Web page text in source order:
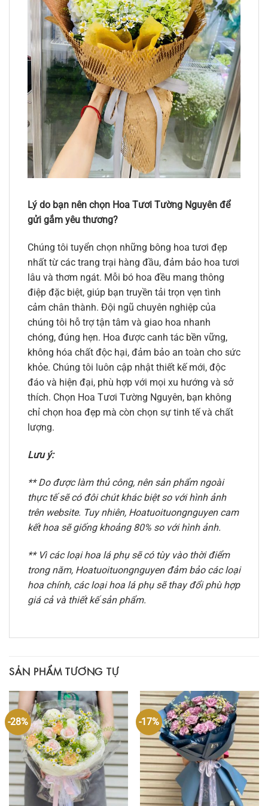
Lý do bạn nên chọn Hoa Tươi Tường Nguyên để
gửi gắm yêu thương?
Chúng tôi tuyển chọn những bông hoa tươi đẹp
nhất từ các trang trại hàng đầu, đảm bảo hoa tươi
lâu và thơm ngát. Mỗi bó hoa đều mang thông
điệp đặc biệt, giúp bạn truyền tải trọn vẹn tình
cảm chân thành. Đội ngũ chuyên nghiệp của
chúng tôi hỗ trợ tận tâm và giao hoa nhanh
chóng, đúng hẹn. Hoa được canh tác bền vững,
không hóa chất độc hại, đảm bảo an toàn cho sức
khỏe. Chúng tôi luôn cập nhật thiết kế mới, độc
đáo và hiện đại, phù hợp với mọi xu hướng và sở
thích. Chọn Hoa Tươi Tường Nguyên, bạn không
chỉ chọn hoa đẹp mà còn chọn sự tinh tế và chất
lượng.
Lưu ý:
** Do được làm thủ công, nên sản phẩm ngoài
thực tế sẽ có đôi chút khác biệt so với hình ảnh
trên website. Tuy nhiên, Hoatuoituongnguyen cam
kết hoa sẽ giống khoảng 80% so với hình ảnh.
** Vì các loại hoa lá phụ sẽ có tùy vào thời điểm
trong năm, Hoatuoituongnguyen đảm bảo các loại
hoa chính, các loại hoa lá phụ sẽ thay đổi phù hợp
giá cả và thiết kế sản phẩm.
SẢN PHẨM TƯƠNG TỰ
-28% -17%